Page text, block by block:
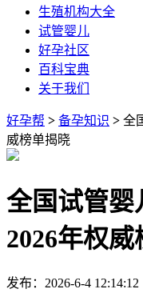
生殖机构大全
试管婴儿
好孕社区
百科宝典
关于我们
好孕帮 > 备孕知识 > 全
威榜单揭晓
全国试管婴
2026年权
发布：2026-6-4 12:14:12